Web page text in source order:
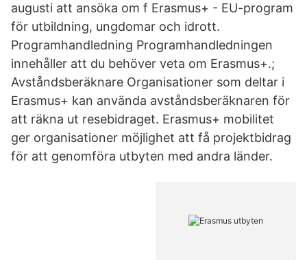
augusti att ansöka om f Erasmus+ - EU-program
för utbildning, ungdomar och idrott.
Programhandledning Programhandledningen
innehåller att du behöver veta om Erasmus+.;
Avståndsberäknare Organisationer som deltar i
Erasmus+ kan använda avståndsberäknaren för
att räkna ut resebidraget. Erasmus+ mobilitet
ger organisationer möjlighet att få projektbidrag
för att genomföra utbyten med andra länder.